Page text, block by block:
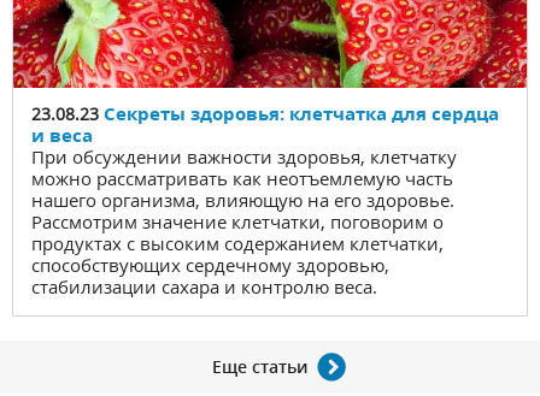
23.08.23 Секреты здоровья: клетчатка для сердца
и веса
При обсуждении важности здоровья, клетчатку
можно рассматривать как неотъемлемую часть
нашего организма, влияющую на его здоровье.
Рассмотрим значение клетчатки, поговорим о
продуктах с высоким содержанием клетчатки,
способствующих сердечному здоровью,
стабилизации сахара и контролю веса.
Еще статьи